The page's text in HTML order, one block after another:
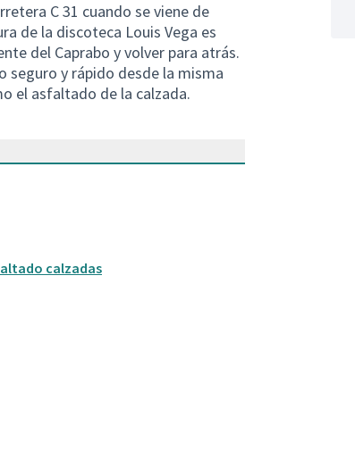
C 31 cuando se viene de
de la discoteca Louis Vega es
del Caprabo y volver para atrás.
seguro y rápido desde la misma
el asfaltado de la calzada.
calzadas